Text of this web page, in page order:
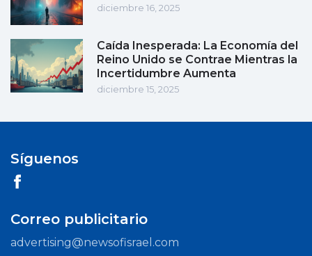
diciembre 16, 2025
Caída Inesperada: La Economía del
Reino Unido se Contrae Mientras la
Incertidumbre Aumenta
diciembre 15, 2025
Síguenos
Correo publicitario
advertising@newsofisrael.com